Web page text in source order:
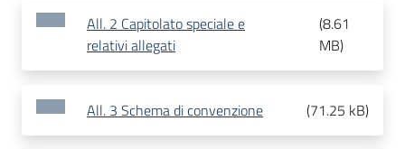
All. 2 Capitolato speciale e
relativi allegati
(8.61
MB)
All. 3 Schema di convenzione (71.25 kB)